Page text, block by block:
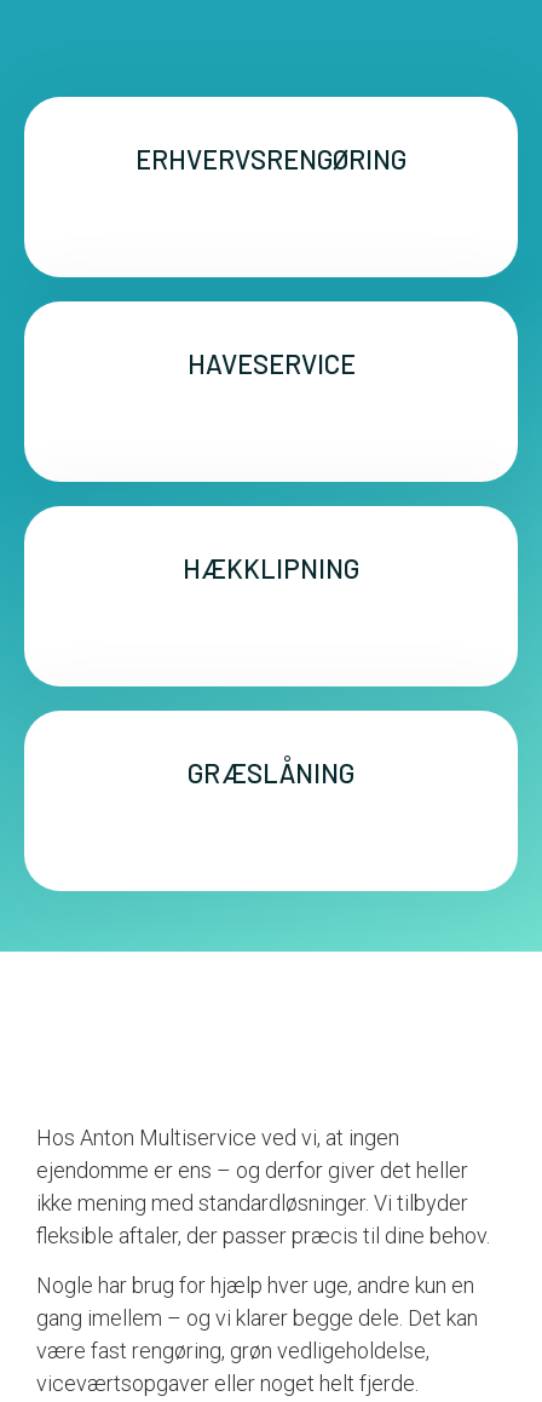
ERHVERVSRENGØRING
HAVESERVICE
HÆKKLIPNING
GRÆSLÅNING
Hos Anton Multiservice ved vi, at ingen
ejendomme er ens – og derfor giver det heller
ikke mening med standardløsninger. Vi tilbyder
fleksible aftaler, der passer præcis til dine behov.
Nogle har brug for hjælp hver uge, andre kun en
gang imellem – og vi klarer begge dele. Det kan
være fast rengøring, grøn vedligeholdelse,
viceværtsopgaver eller noget helt fjerde.